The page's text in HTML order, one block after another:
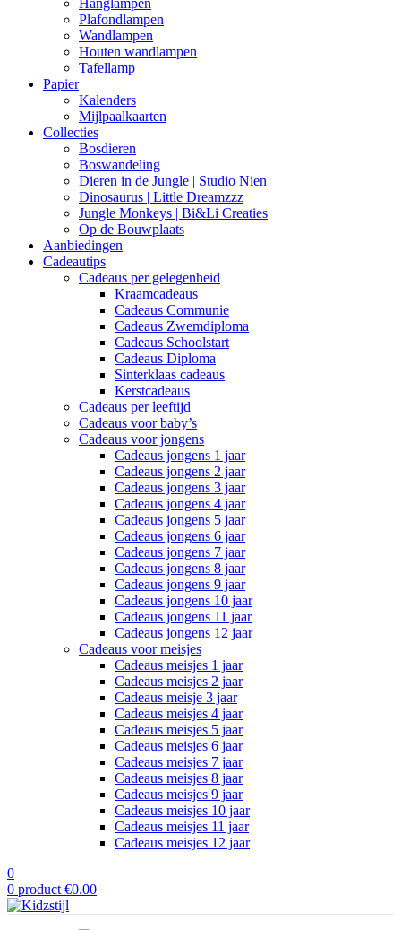
Hanglampen
Plafondlampen
Wandlampen
Houten wandlampen
Tafellamp
Papier
Kalenders
Mijlpaalkaarten
Collecties
Bosdieren
Boswandeling
Dieren in de Jungle | Studio Nien
Dinosaurus | Little Dreamzzz
Jungle Monkeys | Bi&Li Creaties
Op de Bouwplaats
Aanbiedingen
Cadeautips
Cadeaus per gelegenheid
Kraamcadeaus
Cadeaus Communie
Cadeaus Zwemdiploma
Cadeaus Schoolstart
Cadeaus Diploma
Sinterklaas cadeaus
Kerstcadeaus
Cadeaus per leeftijd
Cadeaus voor baby’s
Cadeaus voor jongens
Cadeaus jongens 1 jaar
Cadeaus jongens 2 jaar
Cadeaus jongens 3 jaar
Cadeaus jongens 4 jaar
Cadeaus jongens 5 jaar
Cadeaus jongens 6 jaar
Cadeaus jongens 7 jaar
Cadeaus jongens 8 jaar
Cadeaus jongens 9 jaar
Cadeaus jongens 10 jaar
Cadeaus jongens 11 jaar
Cadeaus jongens 12 jaar
Cadeaus voor meisjes
Cadeaus meisjes 1 jaar
Cadeaus meisjes 2 jaar
Cadeaus meisje 3 jaar
Cadeaus meisjes 4 jaar
Cadeaus meisjes 5 jaar
Cadeaus meisjes 6 jaar
Cadeaus meisjes 7 jaar
Cadeaus meisjes 8 jaar
Cadeaus meisjes 9 jaar
Cadeaus meisjes 10 jaar
Cadeaus meisjes 11 jaar
Cadeaus meisjes 12 jaar
0
0 product €0.00